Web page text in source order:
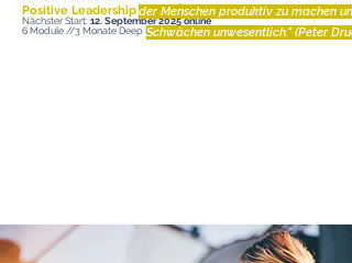
Positive LeadershipMasterclass
Nächster Start: 12. September 2025 online
6 Module //3 Monate Deep Dive
der Menschen produktiv zu machen
Schwächen unwesentlich." (Peter